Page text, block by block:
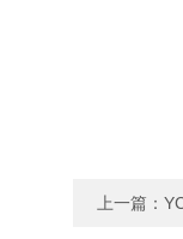
上一篇：